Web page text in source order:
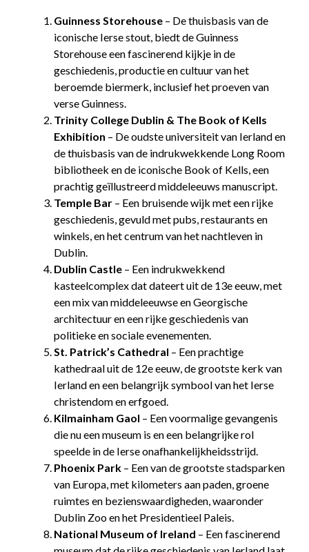
Guinness Storehouse – De thuisbasis van de
iconische Ierse stout, biedt de Guinness
Storehouse een fascinerend kijkje in de
geschiedenis, productie en cultuur van het
beroemde biermerk, inclusief het proeven van
verse Guinness.
Trinity College Dublin & The Book of Kells
Exhibition – De oudste universiteit van Ierland en
de thuisbasis van de indrukwekkende Long Room
bibliotheek en de iconische Book of Kells, een
prachtig geïllustreerd middeleeuws manuscript.
Temple Bar – Een bruisende wijk met een rijke
geschiedenis, gevuld met pubs, restaurants en
winkels, en het centrum van het nachtleven in
Dublin.
Dublin Castle – Een indrukwekkend
kasteelcomplex dat dateert uit de 13e eeuw, met
een mix van middeleeuwse en Georgische
architectuur en een rijke geschiedenis van
politieke en sociale evenementen.
St. Patrick’s Cathedral – Een prachtige
kathedraal uit de 12e eeuw, de grootste kerk van
Ierland en een belangrijk symbool van het Ierse
christendom en erfgoed.
Kilmainham Gaol – Een voormalige gevangenis
die nu een museum is en een belangrijke rol
speelde in de Ierse onafhankelijkheidsstrijd.
Phoenix Park – Een van de grootste stadsparken
van Europa, met kilometers aan paden, groene
ruimtes en bezienswaardigheden, waaronder
Dublin Zoo en het Presidentieel Paleis.
National Museum of Ireland – Een fascinerend